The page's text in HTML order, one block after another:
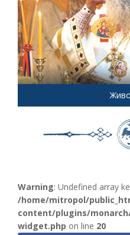
Warning: Undefined array
/home/mitropol/
content/plugins/
widget.php on line 20